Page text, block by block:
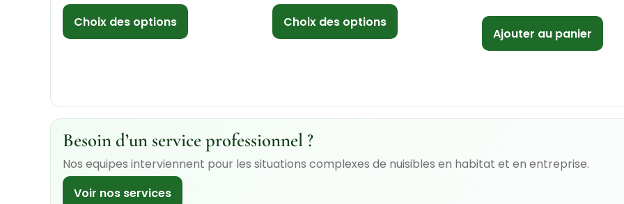
Choix des options Choix des options
Ajouter au panier
Besoin d’un service professionnel ?
Nos equipes interviennent pour les situations complexes de nuisibles en habitat et en entreprise.
Voir nos services